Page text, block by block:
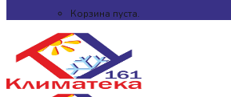
Корзина пуста.